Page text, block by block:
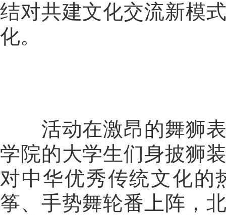
结对共建文化交流新模
化。
活动在激昂的舞狮表
学院的大学生们身披狮
对中华优秀传统文化的
筝、手势舞轮番上阵，